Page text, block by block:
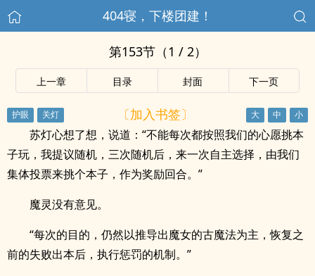
404寝，下楼团建！
第153节（1 / 2）
上一章 目录 封面 下一页
〔加入书签〕
苏灯心想了想，说道：“不能每次都按照我们的心愿挑本
子玩，我提议随机，三次随机后，来一次自主选择，由我们
集体投票来挑个本子，作为奖励回合。”
魔灵没有意见。
“每次的目的，仍然以推导出魔女的古魔法为主，恢复之
前的失败出本后，执行惩罚的机制。”